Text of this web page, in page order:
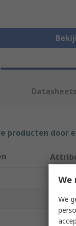
Datasheets
producten door
Merk
Sub
We
We